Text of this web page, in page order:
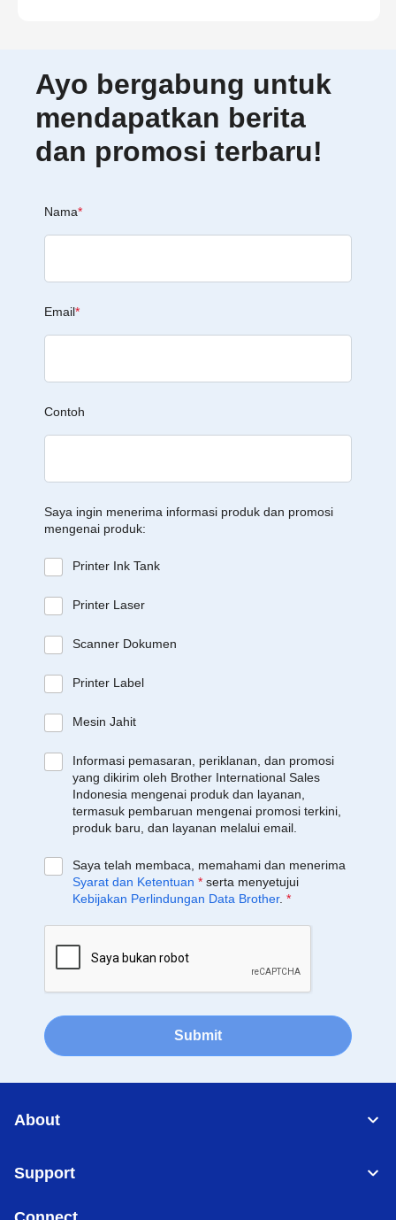
Ayo bergabung untuk
mendapatkan berita
dan promosi terbaru!
Nama*
Email*
Contoh
Saya ingin menerima informasi produk dan promosi
mengenai produk:
Printer Ink Tank
Printer Laser
Scanner Dokumen
Printer Label
Mesin Jahit
Informasi pemasaran, periklanan, dan promosi
yang dikirim oleh Brother International Sales
Indonesia mengenai produk dan layanan,
termasuk pembaruan mengenai promosi terkini,
produk baru, dan layanan melalui email.
Saya telah membaca, memahami dan menerima
Syarat dan Ketentuan * serta menyetujui
Kebijakan Perlindungan Data Brother. *
Submit
About
Support